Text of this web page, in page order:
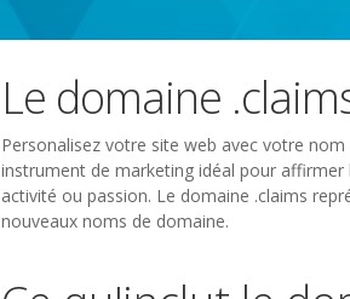
Le domaine
Personalisez votre site web avec votre
instrument de marketing idéal pour
activité ou passion. Le domaine .claims
nouveaux noms de domaine.